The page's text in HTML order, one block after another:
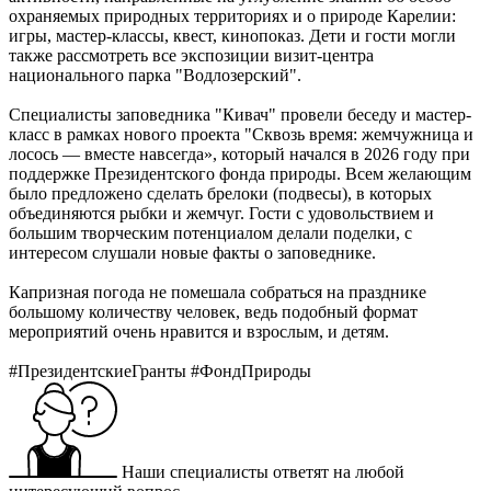
охраняемых природных территориях и о природе Карелии:
игры, мастер-классы, квест, кинопоказ. Дети и гости могли
также рассмотреть все экспозиции визит-центра
национального парка "Водлозерский".
Специалисты заповедника "Кивач" провели беседу и мастер-
класс в рамках нового проекта "Сквозь время: жемчужница и
лосось — вместе навсегда», который начался в 2026 году при
поддержке Президентского фонда природы. Всем желающим
было предложено сделать брелоки (подвесы), в которых
объединяются рыбки и жемчуг. Гости с удовольствием и
большим творческим потенциалом делали поделки, с
интересом слушали новые факты о заповеднике.
Капризная погода не помешала собраться на празднике
большому количеству человек, ведь подобный формат
мероприятий очень нравится и взрослым, и детям.
#ПрезидентскиеГранты #ФондПрироды
Наши специалисты ответят на любой